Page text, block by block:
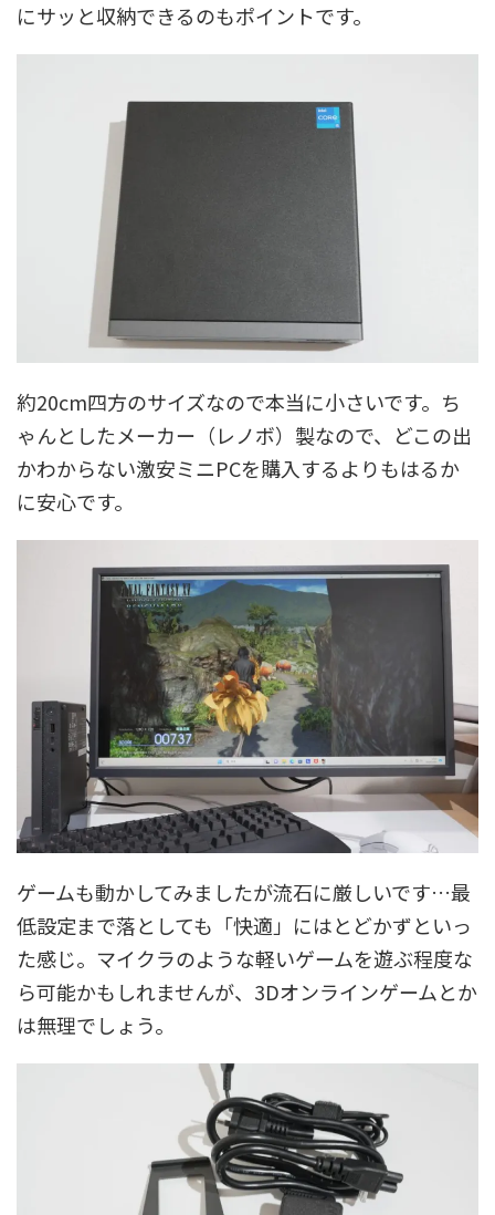
にサッと収納できるのもポイントです。
約20cm四方のサイズなので本当に小さいです。ち
ゃんとしたメーカー（レノボ）製なので、どこの出
かわからない激安ミニPCを購入するよりもはるか
に安心です。
ゲームも動かしてみましたが流石に厳しいです…最
低設定まで落としても「快適」にはとどかずといっ
た感じ。マイクラのような軽いゲームを遊ぶ程度な
ら可能かもしれませんが、3Dオンラインゲームとか
は無理でしょう。